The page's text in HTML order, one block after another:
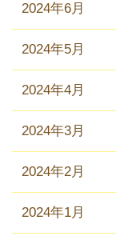
2024年6月
2024年5月
2024年4月
2024年3月
2024年2月
2024年1月